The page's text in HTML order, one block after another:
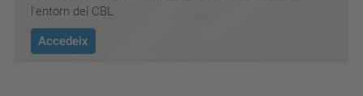
l'entorn del CBL
Accedeix